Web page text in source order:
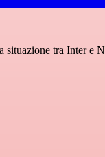
situazione tra Inter e